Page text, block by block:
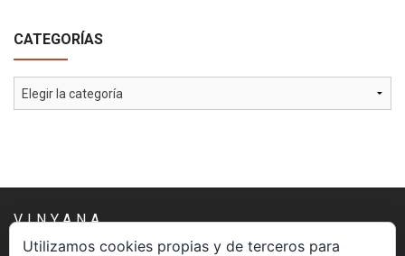
CATEGORÍAS
Categorías
VINYANA
Utilizamos cookies propias y de terceros para